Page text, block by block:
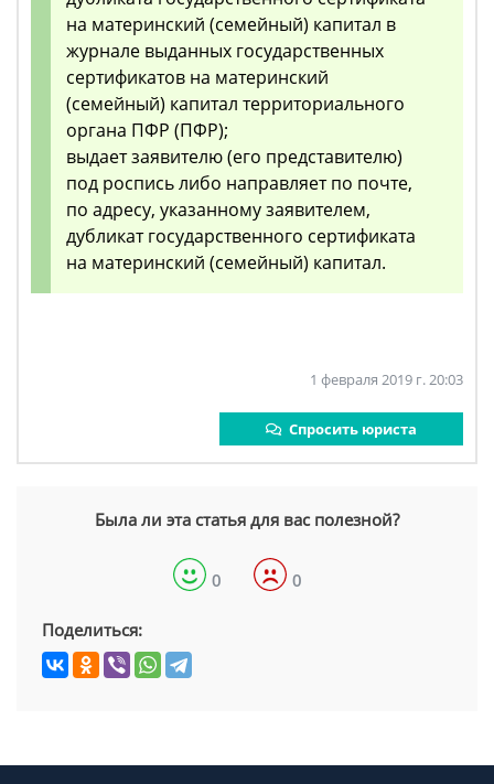
на материнский (семейный) капитал в
журнале выданных государственных
сертификатов на материнский
(семейный) капитал территориального
органа ПФР (ПФР);
выдает заявителю (его представителю)
под роспись либо направляет по почте,
по адресу, указанному заявителем,
дубликат государственного сертификата
на материнский (семейный) капитал.
1 февраля 2019 г. 20:03
Спросить юриста
Была ли эта статья для вас полезной?
0 0
Поделиться: